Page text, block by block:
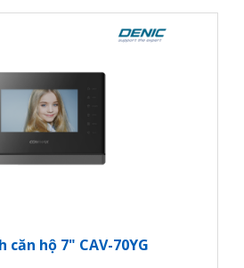
căn hộ 7" CAV-70YG